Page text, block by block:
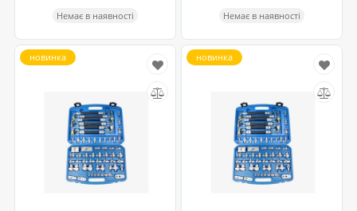
Немає в наявності Немає в наявності
новинка новинка